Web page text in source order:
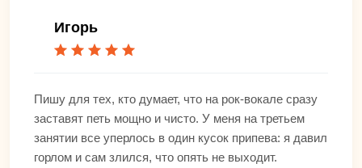
Игорь
Пишу для тех, кто думает, что на рок-вокале сразу
заставят петь мощно и чисто. У меня на третьем
занятии все уперлось в один кусок припева: я давил
горлом и сам злился, что опять не выходит.